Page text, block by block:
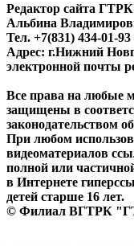
Редактор сайта
Альбина
Тел. +7(831) 434-01-93
Адрес: г.Нижний
электронной почты
Все права на любые
защищены в
законодательством
При любом
видеоматериалов
полной или
в Интернете
детей старше 16 лет.
© Филиал ВГТРК